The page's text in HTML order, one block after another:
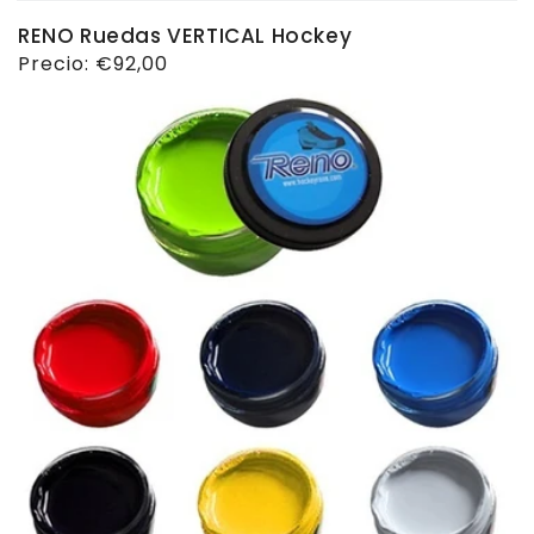
RENO Ruedas VERTICAL Hockey
Precio
Precio: €92,00